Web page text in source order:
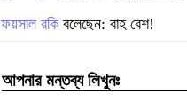
ফয়সাল রকিবলেছেন: বাহ বেশ!
আপনার মন্তব্য লিখুনঃ